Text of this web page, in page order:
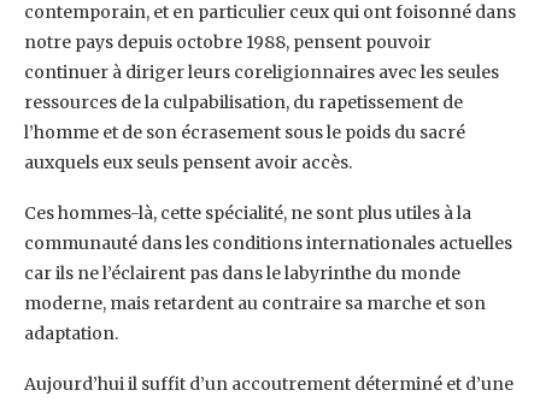
contemporain, et en particulier ceux qui ont foisonné dans
notre pays depuis octobre 1988, pensent pouvoir
continuer à diriger leurs coreligionnaires avec les seules
ressources de la culpabilisation, du rapetissement de
l’homme et de son écrasement sous le poids du sacré
auxquels eux seuls pensent avoir accès.
Ces hommes-là, cette spécialité, ne sont plus utiles à la
communauté dans les conditions internationales actuelles
car ils ne l’éclairent pas dans le labyrinthe du monde
moderne, mais retardent au contraire sa marche et son
adaptation.
Aujourd’hui il suffit d’un accoutrement déterminé et d’une